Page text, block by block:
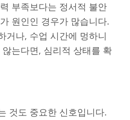
부족보다는 정서적 불안
원인인 경우가 많습니다.
거나, 수업 시간에 멍하니
는다면, 심리적 상태를 확
것도 중요한 신호입니다.